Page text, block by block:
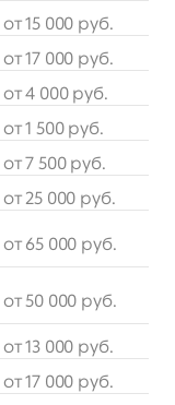
от 15 000 руб.
от 17 000 руб.
от 4 000 руб.
от 1 500 руб.
от 7 500 руб.
от 25 000 руб.
от 65 000 руб.
от 50 000 руб.
от 13 000 руб.
от 17 000 руб.